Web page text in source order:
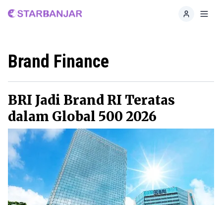
Home
Brand Finance
BRI Jadi Brand RI Teratas
dalam Global 500 2026